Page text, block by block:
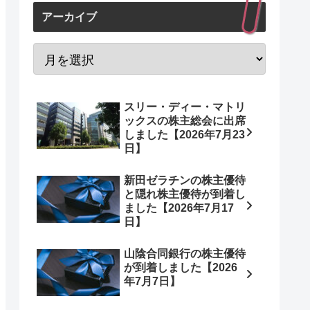
アーカイブ
スリー・ディー・マトリ
ックスの株主総会に出席
しました【2026年7月23
日】
新田ゼラチンの株主優待
と隠れ株主優待が到着し
ました【2026年7月17
日】
山陰合同銀行の株主優待
が到着しました【2026
年7月7日】